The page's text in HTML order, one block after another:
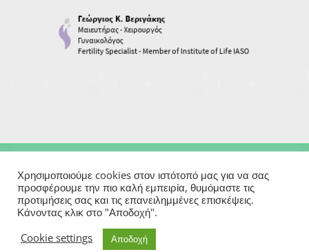
Copyright © 2026Georgios Verigakis| All Rights Reserved
Powered By
Μαιευτήρας | Γυναικολόγος | Χειρουργός | Εξωσωματική
Χρησιμοποιούμε cookies στον ιστότοπό μας για να σας
προσφέρουμε την πιο καλή εμπειρία, θυμόμαστε τις
προτιμήσεις σας και τις επανειλημμένες επισκέψεις.
Κάνοντας κλικ στο "Αποδοχή".
Cookie settings
Αποδοχή